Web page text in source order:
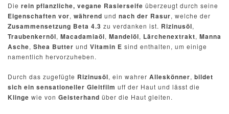
Die rein pflanzliche, vegane Rasierseife überzeugt durch seine
Eigenschaften vor, während und nach der Rasur, welche der
Zusammensetzung Beta 4.3 zu verdanken ist. Rizinusöl,
Traubenkernöl, Macadamiaöl, Mandelöl, Lärchenextrakt, Manna
Asche, Shea Butter und Vitamin E sind enthalten, um einige
namentlich hervorzuheben.
Durch das zugefügte Rizinusöl, ein wahrer Alleskönner, bildet
sich ein sensationeller Gleitfilm uff der Haut und lässt die
Klinge wie von Geisterhand über die Haut gleiten.